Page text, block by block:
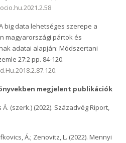
big data lehetséges szerepe a
magyarországi pártok és
adatai alapján: Módszertani
27:2 pp. 84-120.
megjelent publikációk
(szerk.) (2022). Századvég Riport,
Á.; Zenovitz, L. (2022). Mennyi